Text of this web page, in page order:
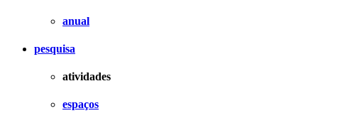
anual
pesquisa
atividades
espaços